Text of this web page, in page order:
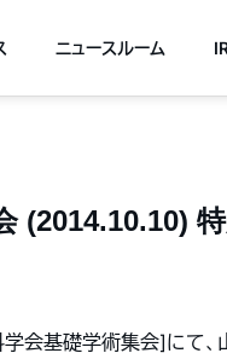
ニュースルーム
(2014.10.10)
会基礎学術集会]にて